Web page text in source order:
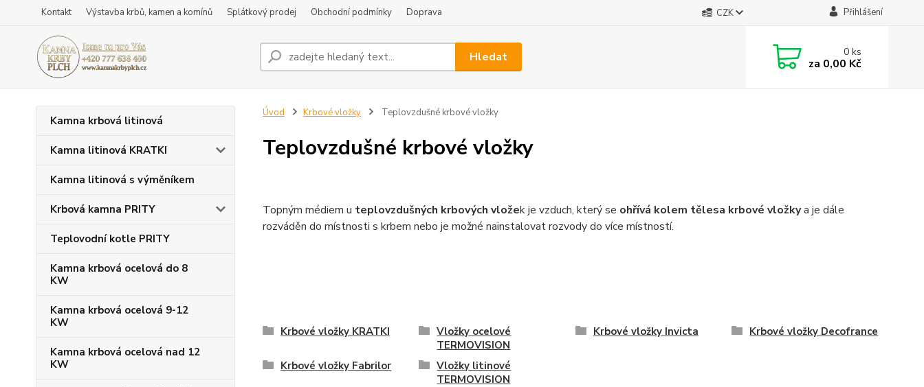
Kontakt Výstavba krbů, kamen a komínů Splátkový prodej Obchodní podmínky Doprava CZK Přihlášení
Hledat 0ks
za 0,00 Kč
Kamna krbová litinová
Kamna litinová KRATKI
Kamna litinová s výměníkem
Krbová kamna PRITY
Teplovodní kotle PRITY
Kamna krbová ocelová do 8
KW
Kamna krbová ocelová 9-12
KW
Kamna krbová ocelová nad 12
KW
Úvod Krbové vložky Teplovzdušné krbové vložky
Teplovzdušné krbové vložky
Topným médiem u teplovzdušných krbových vložek je vzduch, který se ohřívá kolem tělesa krbové vložkya je dále
rozváděn do místnosti s krbem nebo je možné nainstalovat rozvody do více místností.
Krbové vložky KRATKI
Vložky ocelové
TERMOVISION
Krbové vložky Invicta Krbové vložky Decofrance
Krbové vložky Fabrilor
Vložky litinové
TERMOVISION